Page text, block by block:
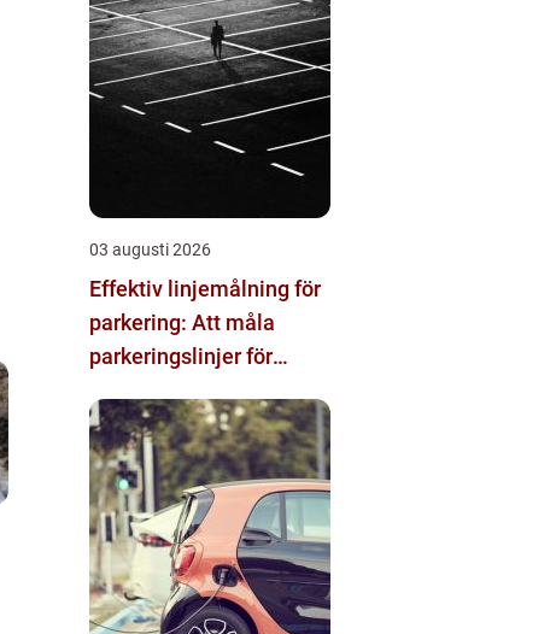
03 augusti 2026
Effektiv linjemålning för
parkering: Att måla
parkeringslinjer för
parkeringsytor